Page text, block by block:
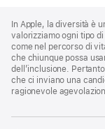
Footer
In Apple, la diversità è
valorizziamo ogni tipo
come nel percorso di
che chiunque possa
dell’inclusione.
che ci inviano una
ragionevole